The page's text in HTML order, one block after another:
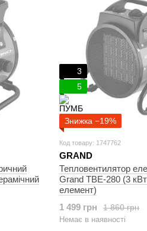
3
5
Знижка −19%
Код товару: 1747762
GRAND
Тепловентилятор
Grand ТВЕ-280 (3
елемент)
1 860 грн
1 499 грн
Немає в наявності